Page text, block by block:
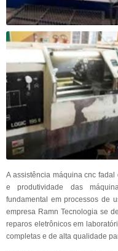
A assistência máquina cnc
e produtividade das
fundamental em processos de
empresa Ramn Tecnologia se
reparos eletrônicos em
completas e de alta qualidade